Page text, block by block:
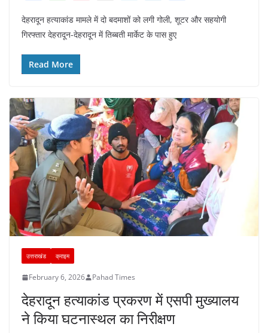
c
e
b
o
k
h
at
s
A
p
nt
er
e
el
e
n
k
e
h
ar
देहरादून हत्याकांड मामले में दो बदमाशों को लगी गोली, शूटर और सहयोगी
गिरफ्तार देहरादून-देहरादून में तिब्बती मार्केट के पास हुए
Read More
उत्तराखंड क्राइम
February 6, 2026 Pahad Times
देहरादून हत्याकांड प्रकरण में एसपी मुख्यालय
ने किया घटनास्थल का निरीक्षण